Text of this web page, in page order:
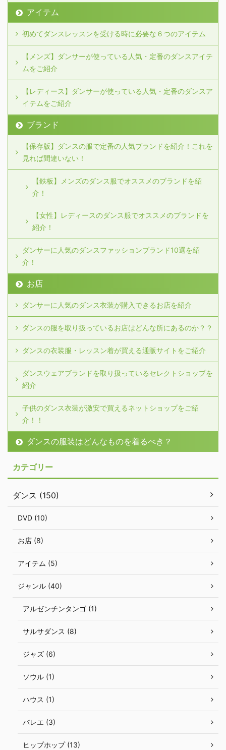
アイテム
初めてダンスレッスンを受ける時に必要な６つのアイテム
【メンズ】ダンサーが使っている人気・定番のダンスアイテ
ムをご紹介
【レディース】ダンサーが使っている人気・定番のダンスア
イテムをご紹介
ブランド
【保存版】ダンスの服で定番の人気ブランドを紹介！これを
見れば間違いない！
【鉄板】メンズのダンス服でオススメのブランドを紹
介！
【女性】レディースのダンス服でオススメのブランドを
紹介！
ダンサーに人気のダンスファッションブランド10選を紹
介！
お店
ダンサーに人気のダンス衣装が購入できるお店を紹介
ダンスの服を取り扱っているお店はどんな所にあるのか？？
ダンスの衣装服・レッスン着が買える通販サイトをご紹介
ダンスウェアブランドを取り扱っているセレクトショップを
紹介
子供のダンス衣装が激安で買えるネットショップをご紹
介！！
ダンスの服装はどんなものを着るべき？
カテゴリー
ダンス (150)
DVD (10)
お店 (8)
アイテム (5)
ジャンル (40)
アルゼンチンタンゴ (1)
サルサダンス (8)
ジャズ (6)
ソウル (1)
ハウス (1)
バレエ (3)
ヒップホップ (13)